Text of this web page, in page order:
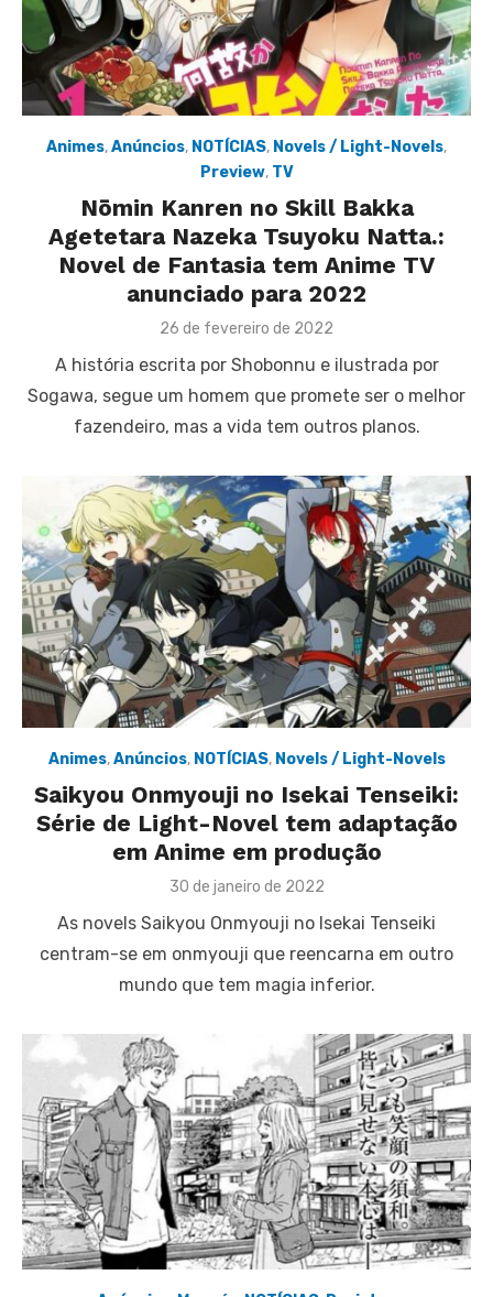
Animes,Anúncios, NOTÍCIAS, Novels / Light-Novels,
Preview, TV
Nōmin Kanren no Skill Bakka
Agetetara Nazeka Tsuyoku Natta.:
Novel de Fantasia tem Anime TV
anunciado para 2022
Posted
26 de fevereiro de 2022
A história escrita por Shobonnu e ilustrada por
Sogawa, segue um homem que promete ser o melhor
fazendeiro, mas a vida tem outros planos.
Animes,Anúncios, NOTÍCIAS, Novels / Light-Novels
Saikyou Onmyouji no Isekai Tenseiki:
Série de Light-Novel tem adaptação
em Anime em produção
Posted
30 de janeiro de 2022
As novels Saikyou Onmyouji no Isekai Tenseiki
centram-se em onmyouji que reencarna em outro
mundo que tem magia inferior.